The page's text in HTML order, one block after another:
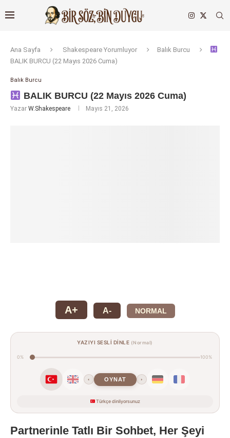
Ana Sayfa Shakespeare Yorumluyor
Balık Burcu
BALIK BURCU (22 Mayıs 2026 Cuma)
Balık Burcu
BALIK BURCU (22 Mayıs 2026 Cuma)
Yazar W.Shakespeare Mayıs 21, 2026
A+ A- NORMAL
YAZIYI SESLİ DİNLE (Normal)
0% 100%
‹ OYNAT ›
Türkçe dinliyorsunuz
Partnerinle Tatlı Bir Sohbet, Her Şeyi